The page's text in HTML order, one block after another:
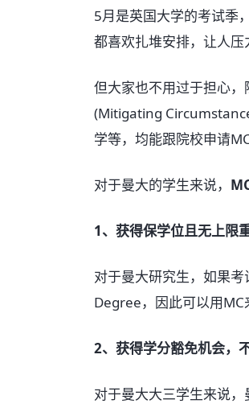
5月是英国大学的考试季
都喜欢扎堆安排，让人压
但大家也不用过于担心
(Mitigating
学等，均能跟院校申请
对于曼大的学生来说，
1、获得保学位且无上限
对于曼大研究生，如果
Degree，因此可以用
2、获得学分豁免机会，
对于曼大大三学生来说